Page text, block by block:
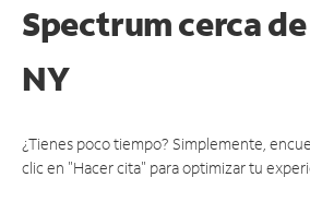
Spectrumcerca
NY
¿Tienes poco tiempo? Simplemente,
clic en "Hacer cita" para optimizar tu